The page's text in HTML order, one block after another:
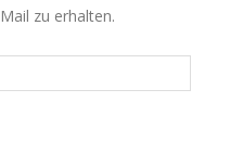
zu erhalten.